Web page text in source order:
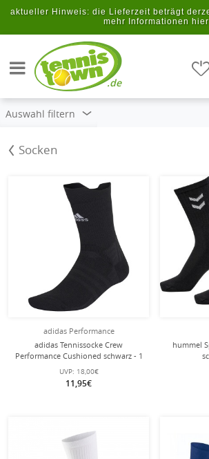
Zum Hauptinhalt springen
aktueller Hinweis: die Lieferzeit beträgt
mehr Informationen hier
.de
Auswahl filtern
Socken
adidas Performance
adidas Tennissocke Crew
Performance Cushioned schwarz - 1
Paar
UVP: 18,00€
11,95€
hummel